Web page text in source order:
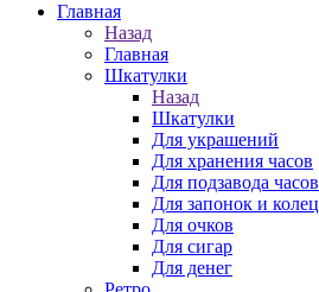
Главная
Назад
Главная
Шкатулки
Назад
Шкатулки
Для украшений
Для хранения часов
Для подзавода часов
Для запонок и колец
Для очков
Для сигар
Для денег